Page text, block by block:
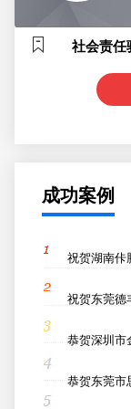
社会责
成功案例
祝贺湖南佧
祝贺东莞德
恭贺深圳市
恭贺东莞市